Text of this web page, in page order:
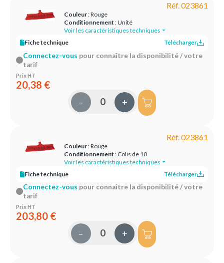
Réf. 023861
Couleur: Rouge
Conditionnement : Unité
Voir les caractéristiques techniques
Fiche technique
Télécharger
Connectez-vous pour connaître la disponibilité / votre
tarif
Prix HT
20,38 €
– +
Réf. 023861
Couleur: Rouge
Conditionnement : Colis de 10
Voir les caractéristiques techniques
Fiche technique
Télécharger
Connectez-vous pour connaître la disponibilité / votre
tarif
Prix HT
203,80 €
– +